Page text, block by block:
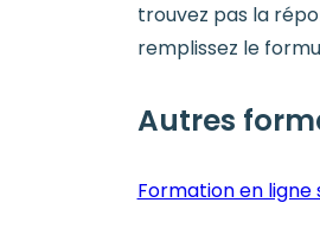
trouvez pas la
remplissez le
Autres
Formation en